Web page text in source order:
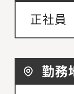
正社員
勤務